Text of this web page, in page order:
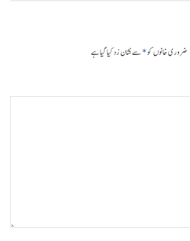
ضروری خانوں کو*سے نشان زد کیا گیا ہے